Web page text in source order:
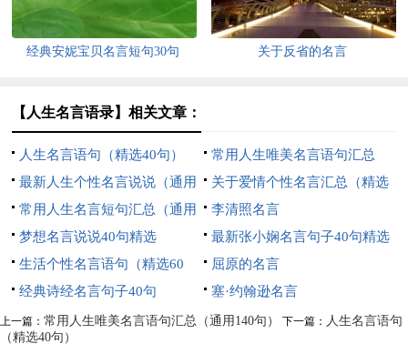
经典安妮宝贝名言短句30句 关于反省的名言
【人生名言语录】相关文章：
人生名言语句（精选40句）
常用人生唯美名言语句汇总
（通用140句）
最新人生个性名言说说（通用
120句）
关于爱情个性名言汇总（精选
60句）
常用人生名言短句汇总（通用
70句）
李清照名言
梦想名言说说40句精选
最新张小娴名言句子40句精选
生活个性名言语句（精选60
句）
屈原的名言
经典诗经名言句子40句
塞·约翰逊名言
上一篇： 常用人生唯美名言语句汇总（通用140句） 下一篇： 人生名言语句
（精选40句）